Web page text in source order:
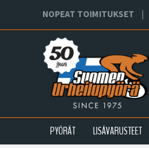
NOPEAT TOIMITUKSET
PYÖRÄT LISÄVARUSTEET